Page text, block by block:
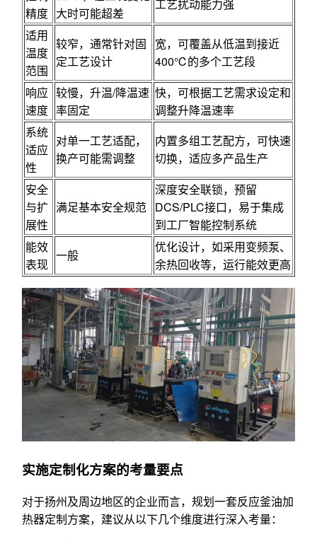
精度 大时可能超差
工艺扰动能力强
适用
温度
范围
较窄，通常针对固
定工艺设计
宽，可覆盖从低温到接近
400℃的多个工艺段
响应
速度
较慢，升温/降温速
率固定
快，可根据工艺需求设定和
调整升降温速率
系统
适应
性
对单一工艺适配，
换产可能需调整
内置多组工艺配方，可快速
切换，适应多产品生产
安全
与扩
展性
满足基本安全规范
深度安全联锁，预留
DCS/PLC接口，易于集成
到工厂智能控制系统
能效
表现
一般
优化设计，如采用变频泵、
余热回收等，运行能效更高
实施定制化方案的考量要点
对于扬州及周边地区的企业而言，规划一套反应釜油加
热器定制方案，建议从以下几个维度进行深入考量：